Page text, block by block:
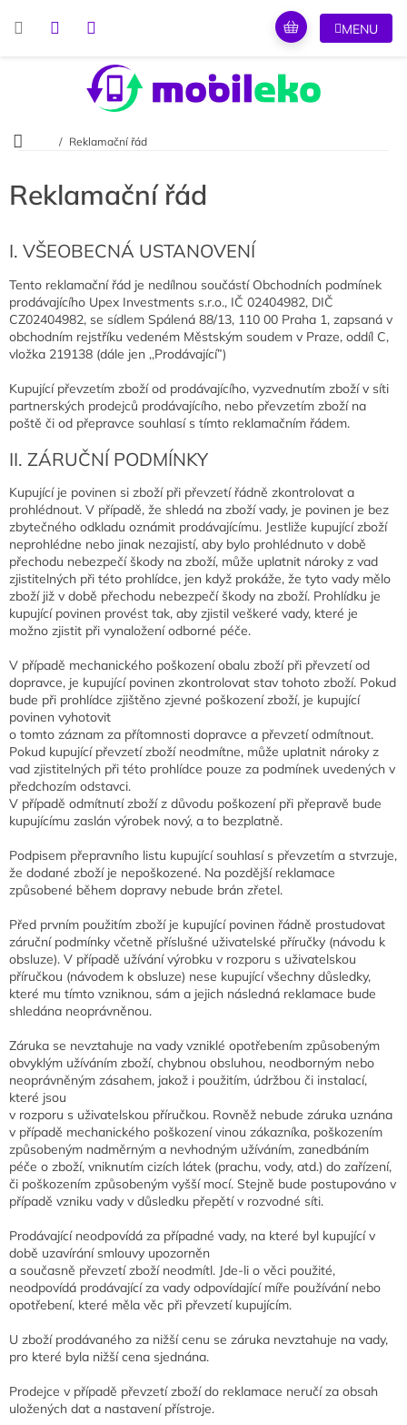
Domů
Reklamační řád
Reklamační řád
I. VŠEOBECNÁ USTANOVENÍ
Tento reklamační řád je nedílnou součástí Obchodních podmínek
prodávajícího Upex Investments s.r.o., IČ 02404982, DIČ
CZ02404982, se sídlem Spálená 88/13, 110 00 Praha 1, zapsaná v
obchodním rejstříku vedeném Městským soudem v Praze, oddíl C,
vložka 219138 (dále jen ,,Prodávající”)
Kupující převzetím zboží od prodávajícího, vyzvednutím zboží v síti
partnerských prodejců prodávajícího, nebo převzetím zboží na
poště či od přepravce souhlasí s tímto reklamačním řádem.
II. ZÁRUČNÍ PODMÍNKY
Kupující je povinen si zboží při převzetí řádně zkontrolovat a
prohlédnout. V případě, že shledá na zboží vady, je povinen je bez
zbytečného odkladu oznámit prodávajícímu. Jestliže kupující zboží
neprohlédne nebo jinak nezajistí, aby bylo prohlédnuto v době
přechodu nebezpečí škody na zboží, může uplatnit nároky z vad
zjistitelných při této prohlídce, jen když prokáže, že tyto vady mělo
zboží již v době přechodu nebezpečí škody na zboží. Prohlídku je
kupující povinen provést tak, aby zjistil veškeré vady, které je
možno zjistit při vynaložení odborné péče.
V případě mechanického poškození obalu zboží při převzetí od
dopravce, je kupující povinen zkontrolovat stav tohoto zboží. Pokud
bude při prohlídce zjištěno zjevné poškození zboží, je kupující
povinen vyhotovit
o tomto záznam za přítomnosti dopravce a převzetí odmítnout.
Pokud kupující převzetí zboží neodmítne, může uplatnit nároky z
vad zjistitelných při této prohlídce pouze za podmínek uvedených v
předchozím odstavci.
V případě odmítnutí zboží z důvodu poškození při přepravě bude
kupujícímu zaslán výrobek nový, a to bezplatně.
Podpisem přepravního listu kupující souhlasí s převzetím a stvrzuje,
že dodané zboží je nepoškozené. Na pozdější reklamace
způsobené během dopravy nebude brán zřetel.
Před prvním použitím zboží je kupující povinen řádně prostudovat
záruční podmínky včetně příslušné uživatelské příručky (návodu k
obsluze). V případě užívání výrobku v rozporu s uživatelskou
příručkou (návodem k obsluze) nese kupující všechny důsledky,
které mu tímto vzniknou, sám a jejich následná reklamace bude
shledána neoprávněnou.
Záruka se nevztahuje na vady vzniklé opotřebením způsobeným
obvyklým užíváním zboží, chybnou obsluhou, neodborným nebo
neoprávněným zásahem, jakož i použitím, údržbou či instalací,
které jsou
v rozporu s uživatelskou příručkou. Rovněž nebude záruka uznána
v případě mechanického poškození vinou zákazníka, poškozením
způsobeným nadměrným a nevhodným užíváním, zanedbáním
péče o zboží, vniknutím cizích látek (prachu, vody, atd.) do zařízení,
či poškozením způsobeným vyšší mocí. Stejně bude postupováno v
případě vzniku vady v důsledku přepětí v rozvodné síti.
Prodávající neodpovídá za případné vady, na které byl kupující v
době uzavírání smlouvy upozorněn
a současně převzetí zboží neodmítl. Jde-li o věci použité,
neodpovídá prodávající za vady odpovídající míře používání nebo
opotřebení, které měla věc při převzetí kupujícím.
U zboží prodávaného za nižší cenu se záruka nevztahuje na vady,
pro které byla nižší cena sjednána.
Prodejce v případě převzetí zboží do reklamace neručí za obsah
uložených dat a nastavení přístroje.